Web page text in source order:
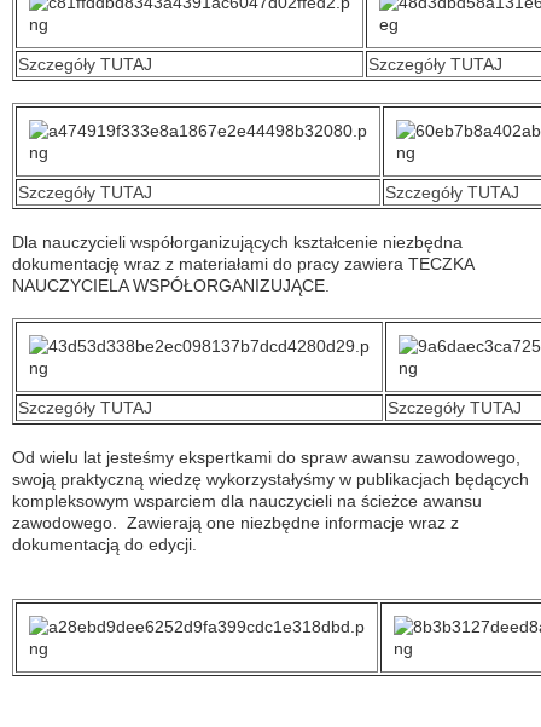
Szczegóły TUTAJ Szczegóły TUTAJ
Szczegóły TUTAJ Szczegóły TUTAJ
Dla nauczycieli współorganizujących kształcenie niezbędna
dokumentację wraz z materiałami do pracy zawiera TECZKA
NAUCZYCIELA WSPÓŁORGANIZUJĄCE.
Szczegóły TUTAJ Szczegóły TUTAJ
Od wielu lat jesteśmy ekspertkami do spraw awansu zawodowego,
swoją praktyczną wiedzę wykorzystałyśmy w publikacjach będących
kompleksowym wsparciem dla nauczycieli na ścieżce awansu
zawodowego. Zawierają one niezbędne informacje wraz z
dokumentacją do edycji.